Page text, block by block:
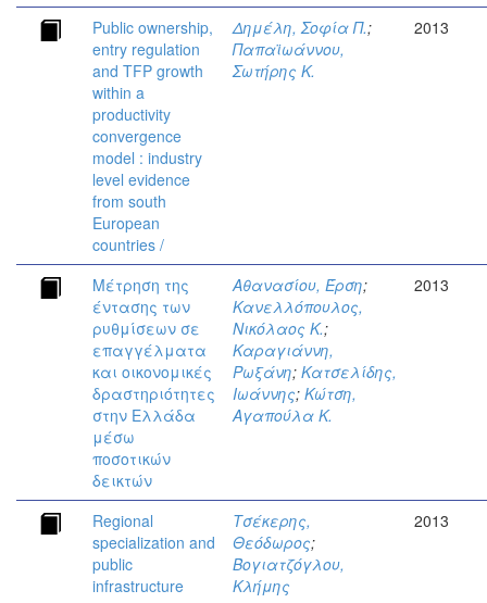
Public ownership,
entry regulation
and TFP growth
within a
productivity
convergence
model : industry
level evidence
from south
European
countries /
Δημέλη, Σοφία Π.;
Παπαϊωάννου,
Σωτήρης Κ.
2013
Μέτρηση της
έντασης των
ρυθμίσεων σε
επαγγέλματα
και οικονομικές
δραστηριότητες
στην Ελλάδα
μέσω
ποσοτικών
δεικτών
Αθανασίου, Έρση;
Κανελλόπουλος,
Νικόλαος Κ.;
Καραγιάννη,
Ρωξάνη; Κατσελίδης,
Ιωάννης; Κώτση,
Αγαπούλα Κ.
2013
Regional
specialization and
public
infrastructure
Τσέκερης,
Θεόδωρος;
Βογιατζόγλου,
Κλήμης
2013